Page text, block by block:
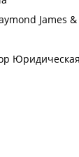
James